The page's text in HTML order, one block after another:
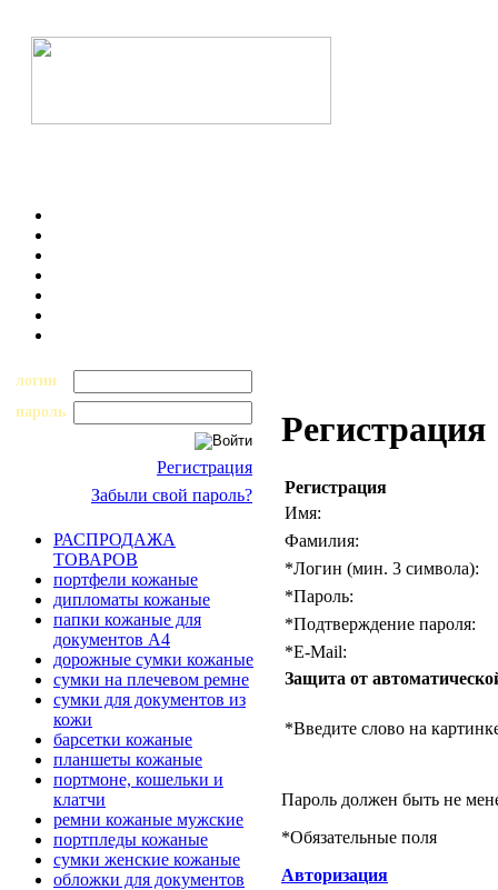
логин
пароль
Регистрация
Забыли свой пароль?
РАСПРОДАЖА
ТОВАРОВ
портфели кожаные
дипломаты кожаные
папки кожаные для
документов А4
дорожные сумки кожаные
сумки на плечевом ремне
сумки для документов из
кожи
барсетки кожаные
планшеты кожаные
портмоне, кошельки и
клатчи
ремни кожаные мужские
портпледы кожаные
сумки женские кожаные
обложки для документов
Регистрация
Регистрация
Имя:
Фамилия:
*Логин (мин. 3 символа):
*Пароль:
*Подтверждение пароля:
*E-Mail:
Защита от
*Введите слово на
Пароль должен быть не
*Обязательные поля
Авторизация